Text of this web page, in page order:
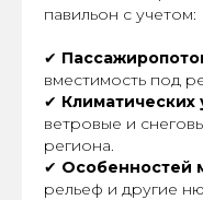
павильон с учетом:
✔
вместимость под
✔ Климатических
ветровые и
региона.
✔ Особенностей
рельеф и другие